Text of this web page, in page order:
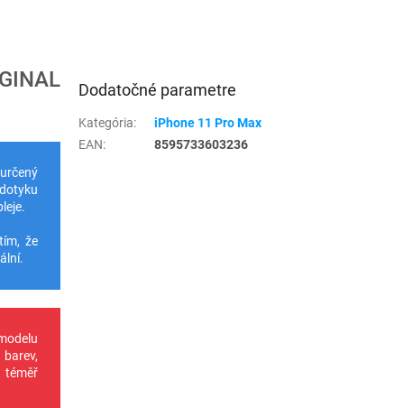
že
téměř
Dodatočné parametre
Kategória:
iPhone 11 Pro Max
EAN: 8595733603236